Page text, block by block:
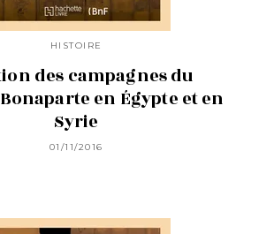
HISTOIRE
des campagnes du
en Égypte et en
Syrie
01/11/2016